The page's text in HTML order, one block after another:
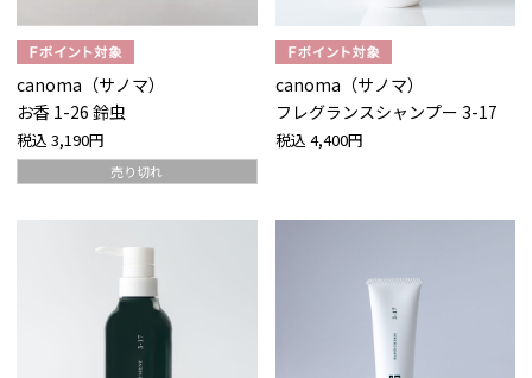
canoma（サノマ）
お香 1-26 鈴虫
税込 3,190円
売り切れ
canoma（サノマ）
フレグランスシャンプー 3-17
税込 4,400円